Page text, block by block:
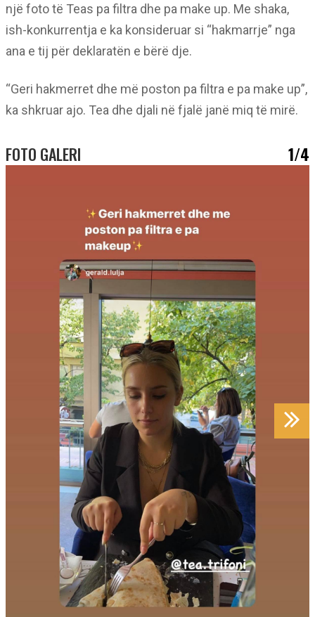
një foto të Teas pa filtra dhe pa make up. Me shaka,
ish-konkurrentja e ka konsideruar si “hakmarrje” nga
ana e tij për deklaratën e bërë dje.
“Geri hakmerret dhe më poston pa filtra e pa make up”,
ka shkruar ajo. Tea dhe djali në fjalë janë miq të mirë.
FOTO GALERI 1/4